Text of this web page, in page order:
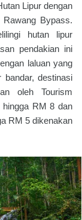
Lipur dengan
Bypass.
hutan lipur
pendakian ini
laluan yang
destinasi
oleh Tourism
RM 8 dan
RM 5 dikenakan